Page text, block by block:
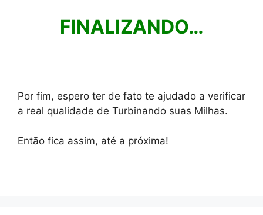
FINALIZANDO…
Por fim, espero ter de fato te ajudado a verificar
a real qualidade de Turbinando suas Milhas.
Então fica assim, até a próxima!